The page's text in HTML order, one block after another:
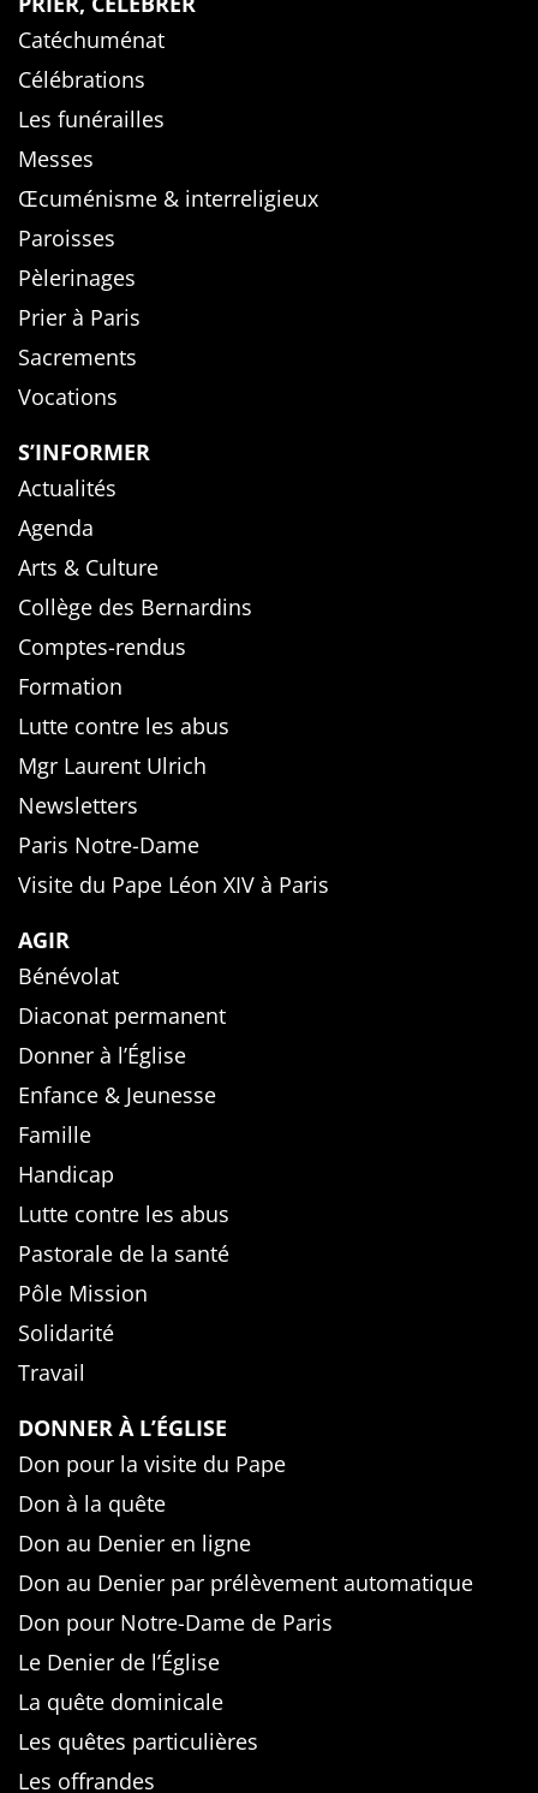
Catéchuménat
Célébrations
Les funérailles
Messes
Œcuménisme & interreligieux
Paroisses
Pèlerinages
Prier à Paris
Sacrements
Vocations
S’INFORMER
Actualités
Agenda
Arts & Culture
Collège des Bernardins
Comptes-rendus
Formation
Lutte contre les abus
Mgr Laurent Ulrich
Newsletters
Paris Notre-Dame
Visite du Pape Léon XIV à Paris
AGIR
Bénévolat
Diaconat permanent
Donner à l’Église
Enfance & Jeunesse
Famille
Handicap
Lutte contre les abus
Pastorale de la santé
Pôle Mission
Solidarité
Travail
DONNER À L’ÉGLISE
Don pour la visite du Pape
Don à la quête
Don au Denier en ligne
Don au Denier par prélèvement automatique
Don pour Notre-Dame de Paris
Le Denier de l’Église
La quête dominicale
Les quêtes particulières
Les offrandes